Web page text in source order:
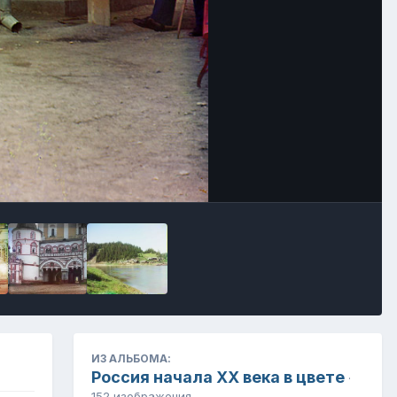
ИЗ АЛЬБОМА:
Россия начала ХХ века в цвете ·